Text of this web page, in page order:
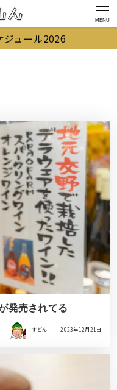
MENU
ジュール2026
発売されてる
すどん 2023年12月21日